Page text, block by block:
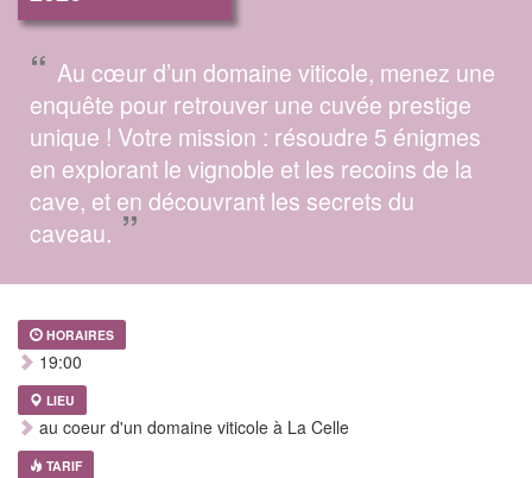
“ Au cœur d’un domaine viticole, menez une
enquête pour retrouver une cuvée prestige
unique ! Votre mission : résoudre 5 énigmes
en explorant le vignoble et les recoins de la
cave, et en découvrant les secrets du
caveau. ”
HORAIRES
19:00
LIEU
au coeur d'un domaine viticole à La Celle
TARIF